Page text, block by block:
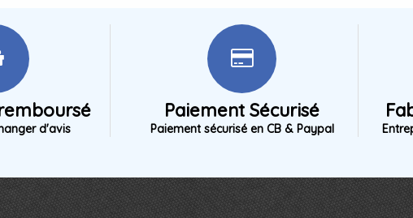
d'avis
Paiement Sécurisé
Paiement sécurisé en CB & Paypal